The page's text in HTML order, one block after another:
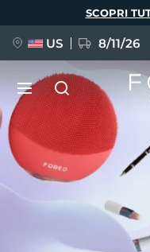
SCOPRI
US 8/11/26
NUOVO
FAQ™ Pure
BREAKING NEWS
Lingua
English
Français